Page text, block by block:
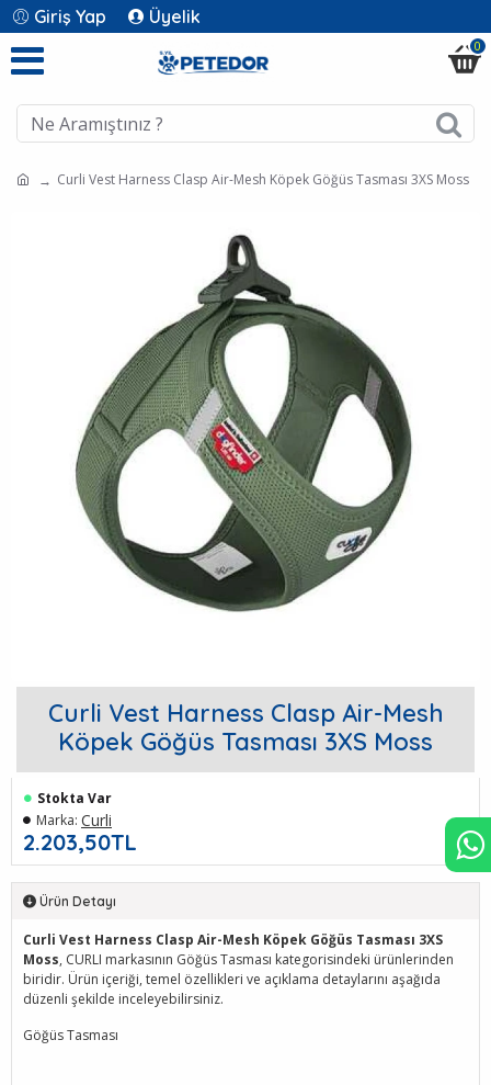
Giriş Yap Üyelik
0
Curli Vest Harness Clasp Air-Mesh Köpek Göğüs Tasması 3XS Moss
Curli Vest Harness Clasp Air-Mesh
Köpek Göğüs Tasması 3XS Moss
2.203,50TL
Stokta Var
Marka: Curli
Ürün Detayı
Curli Vest Harness Clasp Air-Mesh Köpek Göğüs Tasması 3XS
Moss, CURLI markasının Göğüs Tasması kategorisindeki ürünlerinden
biridir. Ürün içeriği, temel özellikleri ve açıklama detaylarını aşağıda
düzenli şekilde inceleyebilirsiniz.
Göğüs Tasması